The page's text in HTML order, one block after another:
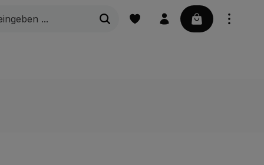
Gitterroste Marine | Bootszubehör
Warenkorb